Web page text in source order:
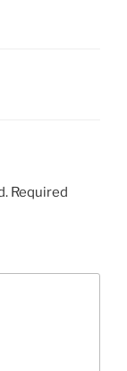
Required